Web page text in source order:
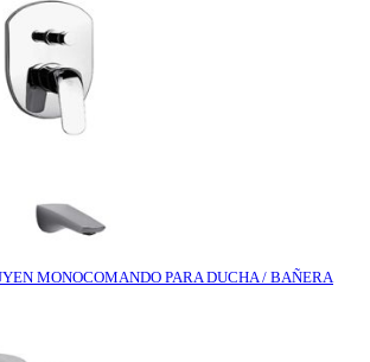
MONOCOMANDO PARA DUCHA / BAÑERA